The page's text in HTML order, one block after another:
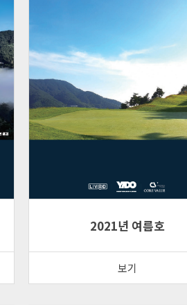
2021년 여름호
보기